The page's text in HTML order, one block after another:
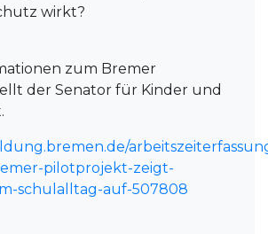
wirkt?
zum Bremer
der Senator für Kinder und
pilotprojekt-zeigt-
schulalltag-auf-507808